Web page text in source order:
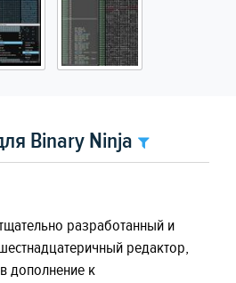
Binary Ninja
разработанный и
редактор,
дополнение к